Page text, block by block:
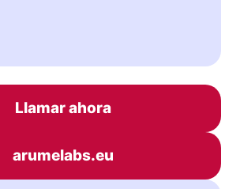
Llamar ahora
arumelabs.eu